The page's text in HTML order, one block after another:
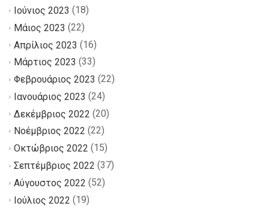
Ιούνιος 2023 (18)
Μάιος 2023 (22)
Απρίλιος 2023 (16)
Μάρτιος 2023 (33)
Φεβρουάριος 2023 (22)
Ιανουάριος 2023 (24)
Δεκέμβριος 2022 (20)
Νοέμβριος 2022 (22)
Οκτώβριος 2022 (15)
Σεπτέμβριος 2022 (37)
Αύγουστος 2022 (52)
Ιούλιος 2022 (19)